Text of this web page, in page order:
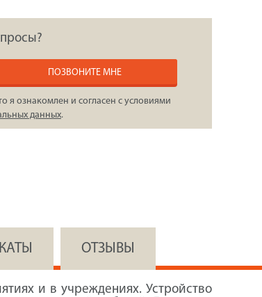
ПОЗВОНИТЕ МНЕ
я ознакомлен и согласен с условиями
данных.
ОТЗЫВЫ
и в учреждениях. Устройство